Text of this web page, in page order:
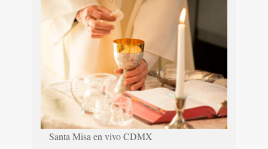
Santa Misa en vivo CDMX